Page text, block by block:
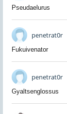
Pseudaelurus
penetrat0r
Fukuivenator
penetrat0r
Gyaltsenglossus